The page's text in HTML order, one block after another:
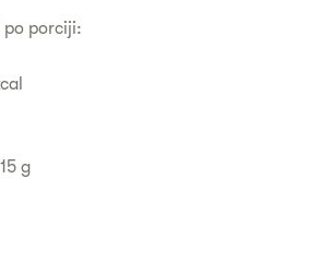
po porciji:
g